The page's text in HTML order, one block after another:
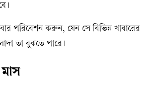
পরিবেশন করুন, যেন সে বিভিন্ন খাবারের
তা বুঝতে পারে।